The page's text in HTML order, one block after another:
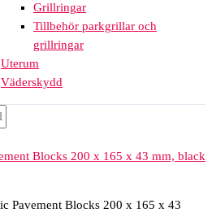
Grillringar
Tillbehör parkgrillar och
grillringar
Uterum
Väderskydd